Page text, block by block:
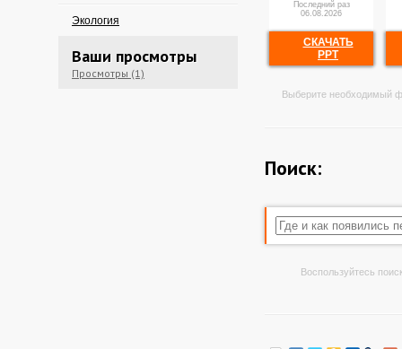
Экология
Ваши просмотры
Просмотры (1)
Последний раз
06.08.2026
СКАЧАТЬ
PPT
Выберите необходимый
Поиск:
Воспользуйтесь